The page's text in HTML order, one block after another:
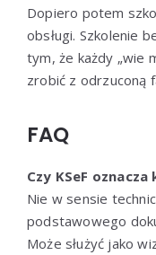
Dopiero potem
obsługi. Szkolenie
tym, że każdy „wie
zrobić z odrzuconą
FAQ
Czy KSeF
Nie w sensie
podstawowego
Może służyć jako